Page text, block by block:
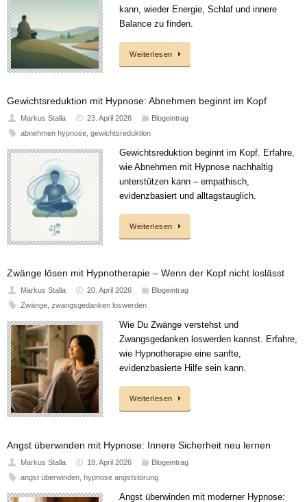
kann, wieder Energie, Schlaf und innere
Balance zu finden.
Weiterlesen
Gewichtsreduktion mit Hypnose: Abnehmen beginnt im Kopf
Markus Stalla 23. April 2026
Blogeintrag
abnehmen hypnose, gewichtsreduktion
Gewichtsreduktion beginnt im Kopf. Erfahre,
wie Abnehmen mit Hypnose nachhaltig
unterstützen kann – empathisch,
evidenzbasiert und alltagstauglich.
Weiterlesen
Zwänge lösen mit Hypnotherapie – Wenn der Kopf nicht loslässt
Markus Stalla 20. April 2026
Blogeintrag
Zwänge, zwangsgedanken loswerden
Wie Du Zwänge verstehst und
Zwangsgedanken loswerden kannst. Erfahre,
wie Hypnotherapie eine sanfte,
evidenzbasierte Hilfe sein kann.
Weiterlesen
Angst überwinden mit Hypnose: Innere Sicherheit neu lernen
Markus Stalla 18. April 2026
Blogeintrag
angst überwinden, hypnose angststörung
Angst überwinden mit moderner Hypnose: